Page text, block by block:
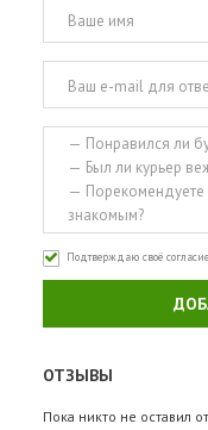
Подтверждаю своё
ОТЗЫВЫ
Пока никто не оставил